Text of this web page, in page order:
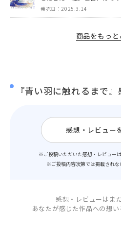
行先で唐突にキスをされて
発売日：2025.3.14
商品をもっと
『青い羽に触れるまで
感想・レビュー
※ご投稿いただいた感想・レビュー
※ご投稿内容次第では掲載されな
感想・レビューはま
あなたが感じた作品への想